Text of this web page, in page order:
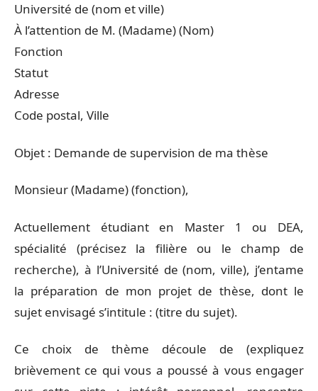
Université de (nom et ville)
À l’attention de M. (Madame) (Nom)
Fonction
Statut
Adresse
Code postal, Ville
Objet : Demande de supervision de ma thèse
Monsieur (Madame) (fonction),
Actuellement étudiant en Master 1 ou DEA,
spécialité (précisez la filière ou le champ de
recherche), à l’Université de (nom, ville), j’entame
la préparation de mon projet de thèse, dont le
sujet envisagé s’intitule : (titre du sujet).
Ce choix de thème découle de (expliquez
brièvement ce qui vous a poussé à vous engager